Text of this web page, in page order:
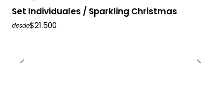
Set Individuales / Sparkling Christmas
desde$21.500